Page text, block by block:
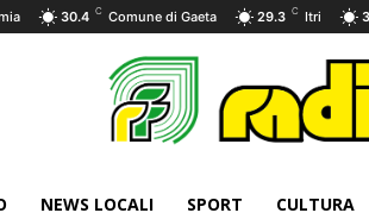
30.4 C Comune di Gaeta 29.3 C Itri
NEWS LOCALI SPORT CULTURA